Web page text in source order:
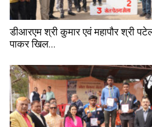
डीआरएम श्री कुमार एवं महापौर श्री
पाकर खिल...